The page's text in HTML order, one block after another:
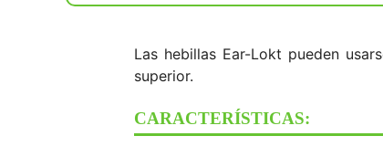
Las hebillas Ear-Lokt pueden
superior.
CARACTERÍSTICAS: